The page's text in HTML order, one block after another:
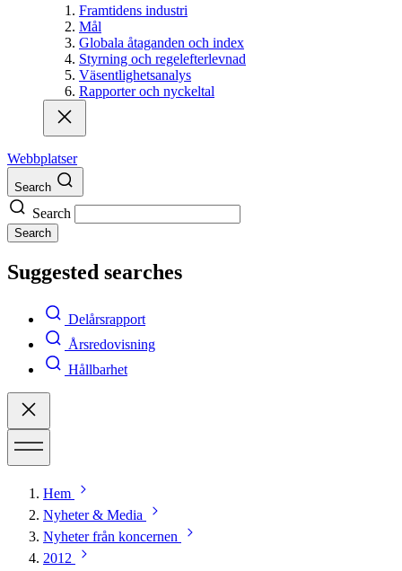
Framtidens industri
Mål
Globala åtaganden och index
Styrning och regelefterlevnad
Väsentlighetsanalys
Rapporter och nyckeltal
Webbplatser
Search
Search
Search
Suggested searches
Delårsrapport
Årsredovisning
Hållbarhet
Hem
Nyheter & Media
Nyheter från koncernen
2012